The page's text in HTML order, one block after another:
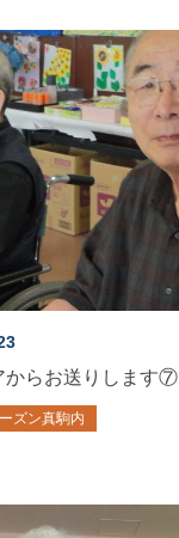
からお送りします⑦
ズン真駒内